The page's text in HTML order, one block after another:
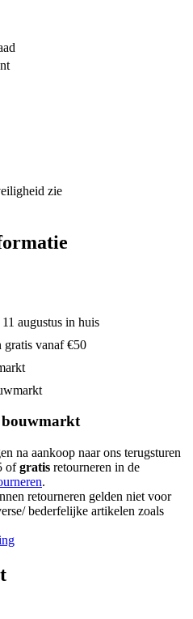
zie
augustus in huis
gratis vanaf €50
bouwmarkt
na aankoop naar ons terugsturen
ofgratis retourneren in de
.
retourneren gelden niet voor
bederfelijke artikelen zoals